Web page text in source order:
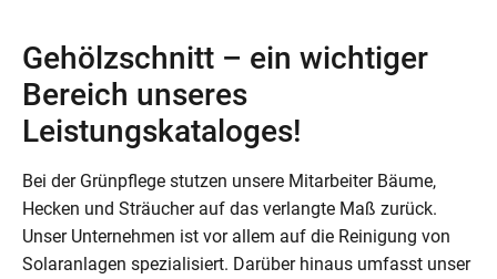
Gehölzschnitt – ein wichtiger
Bereich unseres
Leistungskataloges!
Bei der Grünpflege stutzen unsere Mitarbeiter Bäume,
Hecken und Sträucher auf das verlangte Maß zurück.
Unser Unternehmen ist vor allem auf die Reinigung von
Solaranlagen spezialisiert. Darüber hinaus umfasst unser